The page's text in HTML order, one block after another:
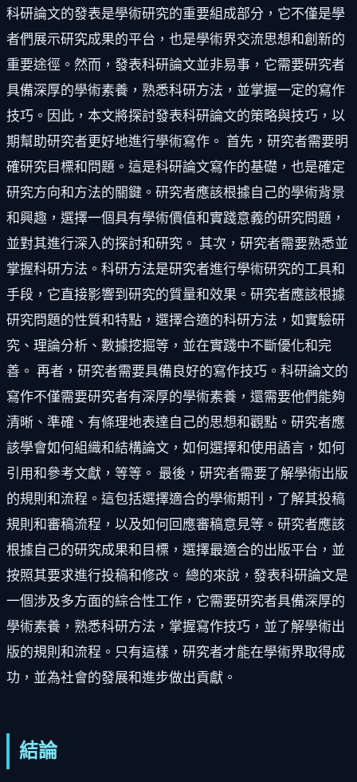
科研論文的發表是學術研究的重要組成部分，它不僅是學
者們展示研究成果的平台，也是學術界交流思想和創新的
重要途徑。然而，發表科研論文並非易事，它需要研究者
具備深厚的學術素養，熟悉科研方法，並掌握一定的寫作
技巧。因此，本文將探討發表科研論文的策略與技巧，以
期幫助研究者更好地進行學術寫作。 首先，研究者需要明
確研究目標和問題。這是科研論文寫作的基礎，也是確定
研究方向和方法的關鍵。研究者應該根據自己的學術背景
和興趣，選擇一個具有學術價值和實踐意義的研究問題，
並對其進行深入的探討和研究。 其次，研究者需要熟悉並
掌握科研方法。科研方法是研究者進行學術研究的工具和
手段，它直接影響到研究的質量和效果。研究者應該根據
研究問題的性質和特點，選擇合適的科研方法，如實驗研
究、理論分析、數據挖掘等，並在實踐中不斷優化和完
善。 再者，研究者需要具備良好的寫作技巧。科研論文的
寫作不僅需要研究者有深厚的學術素養，還需要他們能夠
清晰、準確、有條理地表達自己的思想和觀點。研究者應
該學會如何組織和結構論文，如何選擇和使用語言，如何
引用和參考文獻，等等。 最後，研究者需要了解學術出版
的規則和流程。這包括選擇適合的學術期刊，了解其投稿
規則和審稿流程，以及如何回應審稿意見等。研究者應該
根據自己的研究成果和目標，選擇最適合的出版平台，並
按照其要求進行投稿和修改。 總的來說，發表科研論文是
一個涉及多方面的綜合性工作，它需要研究者具備深厚的
學術素養，熟悉科研方法，掌握寫作技巧，並了解學術出
版的規則和流程。只有這樣，研究者才能在學術界取得成
功，並為社會的發展和進步做出貢獻。
結論